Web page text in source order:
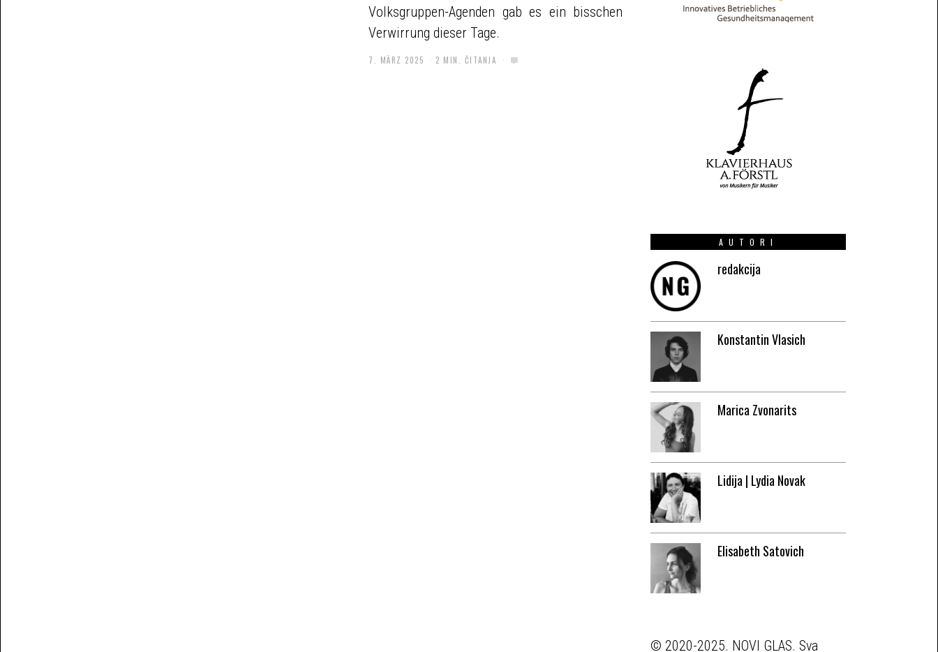
Volksgruppen-Agenden gab es ein bisschen
Verwirrung dieser Tage.
7. MÄRZ 2025 2 MIN. ČITANJA
AUTORI
redakcija
Konstantin Vlasich
Marica Zvonarits
Lidija | Lydia Novak
Elisabeth Satovich
© 2020-2025. NOVI GLAS. Sva